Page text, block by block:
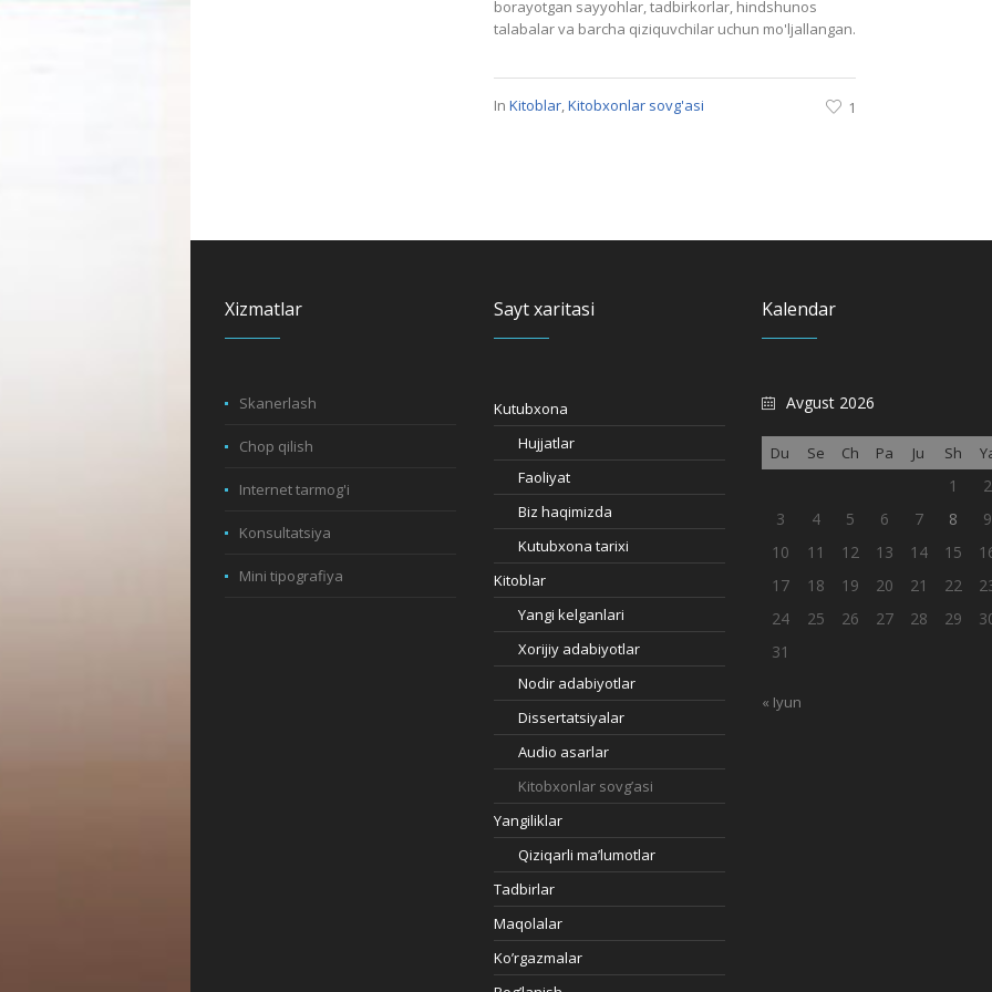
borayotgan sayyohlar, tadbirkorlar, hindshunos
talabalar va barcha qiziquvchilar uchun mo'ljallangan.
InKitoblar,Kitobxonlar sovg'asi 1
Xizmatlar
Skanerlash
Chop qilish
Internet tarmog'i
Konsultatsiya
Mini tipografiya
Sayt xaritasi
Kutubxona
Hujjatlar
Faoliyat
Biz haqimizda
Kutubxona tarixi
Kitoblar
Yangi kelganlari
Xorijiy adabiyotlar
Nodir adabiyotlar
Dissertatsiyalar
Audio asarlar
Kitobxonlar sovg’asi
Yangiliklar
Qiziqarli ma’lumotlar
Tadbirlar
Maqolalar
Ko’rgazmalar
Kalendar
Avgust 2026
Du Se Ch Pa Ju Sh
1
2
3
4 5 6 7 8
9
10
11 12 13 14 15
17
18 19 20 21 22
24
25 26 27 28 29
31
« Iyun